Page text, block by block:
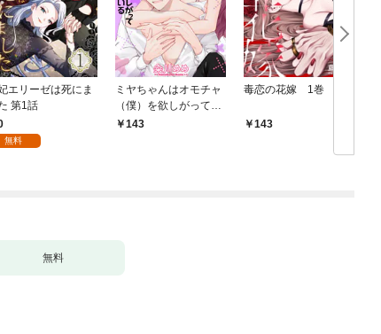
エリーゼは死にま
第1話
無料
ミヤちゃんはオモチャ
（僕）を欲しがってい
る 1巻
143
毒恋の花嫁 1巻
143
無料